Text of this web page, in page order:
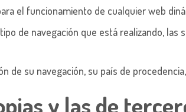
el funcionamiento de cualquier web
de navegación que está realizando,
de su navegación, su país de
y las de